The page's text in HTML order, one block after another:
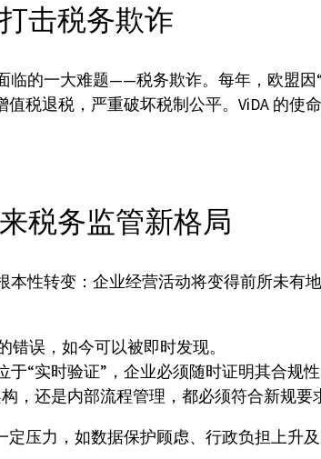
击税务欺诈
临的一大难题——税务欺诈。每年，欧盟
税退税，严重破坏税制公平。ViDA 的使
税务监管新格局
本性转变：企业经营活动将变得前所未
错误，如今可以被即时发现。
于“实时验证”，企业必须随时证明其合规性
，还是内部流程管理，都必须符合新规要
压力，如数据保护顾虑、行政负担上升